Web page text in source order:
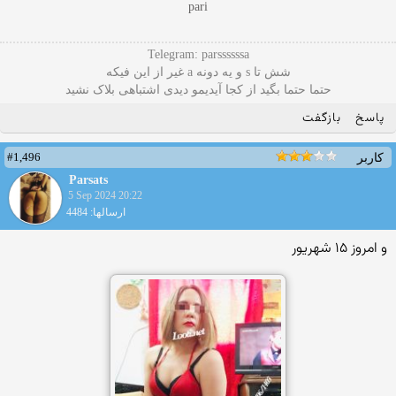
pari
Telegram: parssssssa
شش تا s و یه دونه a غیر از این فیکه
حتما حتما بگید از کجا آیدیمو دیدی اشتباهی بلاک نشید
پاسخ بازگفت
کاربر
#1,496
Parsats
5 Sep 2024 20:22
ارسالها: 4484
و امروز ۱۵ شهریور